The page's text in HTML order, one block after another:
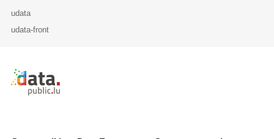
udata
udata-front
Retour à l'accueil de data.public.lu